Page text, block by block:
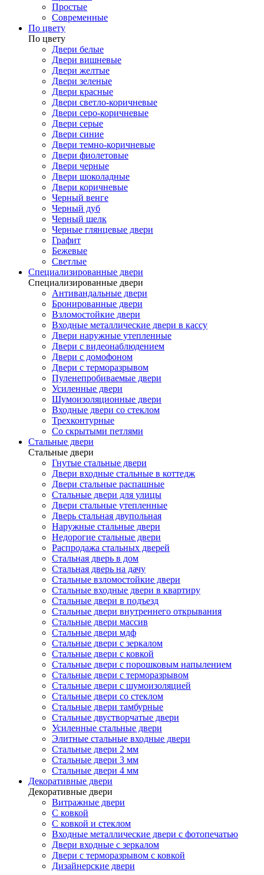
Простые
Современные
По цвету
По цвету
Двери белые
Двери вишневые
Двери желтые
Двери зеленые
Двери красные
Двери светло-коричневые
Двери серо-коричневые
Двери серые
Двери синие
Двери темно-коричневые
Двери фиолетовые
Двери черные
Двери шоколадные
Двери коричневые
Черный венге
Черный дуб
Черный шелк
Черные глянцевые двери
Графит
Бежевые
Светлые
Специализированные двери
Специализированные двери
Антивандальные двери
Бронированные двери
Взломостойкие двери
Входные металлические двери в кассу
Двери наружные утепленные
Двери с видеонаблюдением
Двери с домофоном
Двери с терморазрывом
Пуленепробиваемые двери
Усиленные двери
Шумоизоляционные двери
Входные двери со стеклом
Трехконтурные
Со скрытыми петлями
Стальные двери
Стальные двери
Гнутые стальные двери
Двери входные стальные в коттедж
Двери стальные распашные
Стальные двери для улицы
Двери стальные утепленные
Дверь стальная двупольная
Наружные стальные двери
Недорогие стальные двери
Распродажа стальных дверей
Стальная дверь в дом
Стальная дверь на дачу
Стальные взломостойкие двери
Стальные входные двери в квартиру
Стальные двери в подъезд
Стальные двери внутреннего открывания
Стальные двери массив
Стальные двери мдф
Стальные двери с зеркалом
Стальные двери с ковкой
Стальные двери с порошковым напылением
Стальные двери с терморазрывом
Стальные двери с шумоизоляцией
Стальные двери со стеклом
Стальные двери тамбурные
Стальные двустворчатые двери
Усиленные стальные двери
Элитные стальные входные двери
Стальные двери 2 мм
Стальные двери 3 мм
Стальные двери 4 мм
Декоративные двери
Декоративные двери
Витражные двери
С ковкой
С ковкой и стеклом
Входные металлические двери с фотопечатью
Двери входные с зеркалом
Двери с терморазрывом с ковкой
Дизайнерские двери